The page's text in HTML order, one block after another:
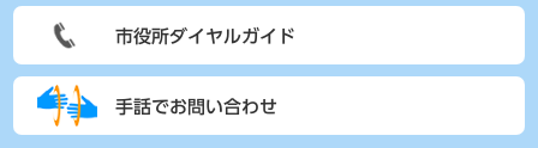
市役所ダイヤルガイド
手話でお問い合わせ